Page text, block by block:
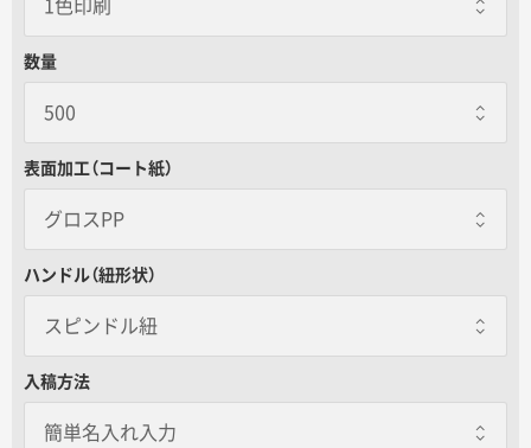
データ入稿ガイド
再注文について
よくあるご質問
名入れグループサイト
数量
表面加工（コート紙）
グロスPP
マットPP
ハンドル（紐形状）
スピンドル紐
入稿方法